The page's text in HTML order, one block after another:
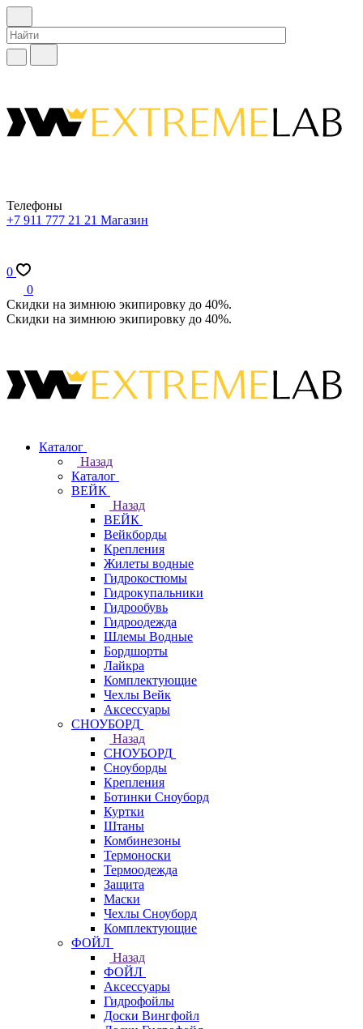
Телефоны
+7 911 777 21 21 Магазин
0
0
Скидки на зимнюю экипировку до 40%.
Скидки на зимнюю экипировку до 40%.
Каталог
Назад
Каталог
ВЕЙК
Назад
ВЕЙК
Вейкборды
Крепления
Жилеты водные
Гидрокостюмы
Гидрокупальники
Гидрообувь
Гидроодежда
Шлемы Водные
Бордшорты
Лайкра
Комплектующие
Чехлы Вейк
Аксессуары
СНОУБОРД
Назад
СНОУБОРД
Сноуборды
Крепления
Ботинки Сноуборд
Куртки
Штаны
Комбинезоны
Термоноски
Термоодежда
Защита
Маски
Чехлы Сноуборд
Комплектующие
ФОЙЛ
Назад
ФОЙЛ
Аксессуары
Гидрофойлы
Доски Вингфойл